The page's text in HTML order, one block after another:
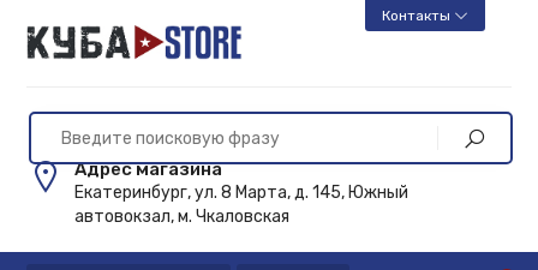
Контакты
Адрес магазина
Екатеринбург, ул. 8 Марта, д. 145, Южный
автовокзал, м. Чкаловская